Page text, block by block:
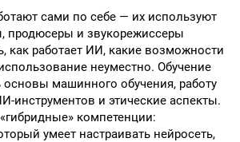
сами по себе — их используют
и звукорежиссеры
как работает ИИ, какие возможности
неуместно. Обучение
машинного обучения, работу
инструментов и этические аспекты.
компетенции:
умеет настраивать нейросеть,